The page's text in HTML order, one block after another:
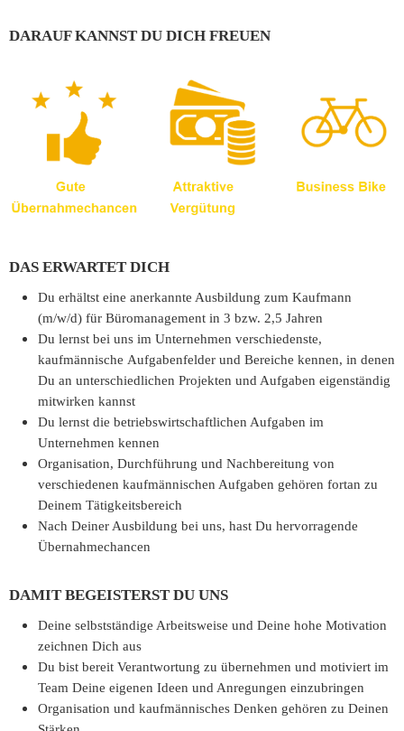
DARAUF KANNST DU DICH FREUEN
DAS ERWARTET DICH
Du erhältst eine anerkannte Ausbildung zum Kaufmann
(m/w/d) für Büromanagement in 3 bzw. 2,5 Jahren
Du lernst bei uns im Unternehmen verschiedenste,
kaufmännische Aufgabenfelder und Bereiche kennen, in denen
Du an unterschiedlichen Projekten und Aufgaben eigenständig
mitwirken kannst
Du lernst die betriebswirtschaftlichen Aufgaben im
Unternehmen kennen
Organisation, Durchführung und Nachbereitung von
verschiedenen kaufmännischen Aufgaben gehören fortan zu
Deinem Tätigkeitsbereich
Nach Deiner Ausbildung bei uns, hast Du hervorragende
Übernahmechancen
DAMIT BEGEISTERST DU UNS
Deine selbstständige Arbeitsweise und Deine hohe Motivation
zeichnen Dich aus
Du bist bereit Verantwortung zu übernehmen und motiviert im
Team Deine eigenen Ideen und Anregungen einzubringen
Organisation und kaufmännisches Denken gehören zu Deinen